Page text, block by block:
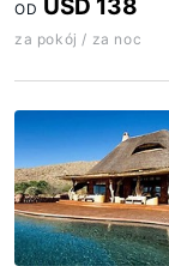
OD USD 138
za pokój / za noc